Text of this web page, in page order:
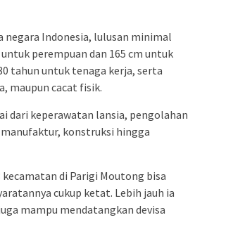
negara Indonesia, lulusan minimal
perempuan dan 165 cm untuk
tahun untuk tenaga kerja, serta
maupun cacat fisik.
dari keperawatan lansia, pengolahan
konstruksi hingga
di Parigi Moutong bisa
cukup ketat. Lebih jauh ia
mampu mendatangkan devisa